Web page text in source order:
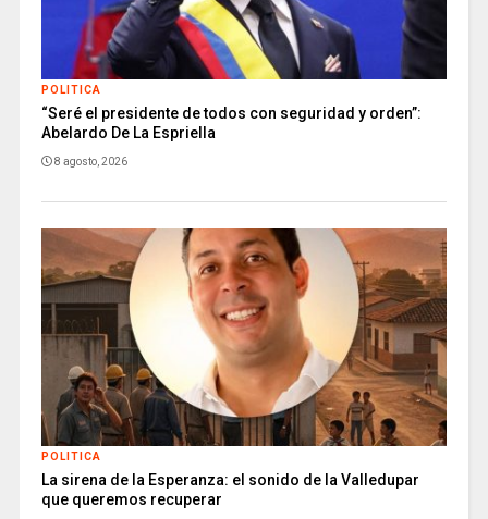
POLITICA
“Seré el presidente de todos con seguridad y orden”:
Abelardo De La Espriella
8 agosto, 2026
POLITICA
La sirena de la Esperanza: el sonido de la Valledupar
que queremos recuperar